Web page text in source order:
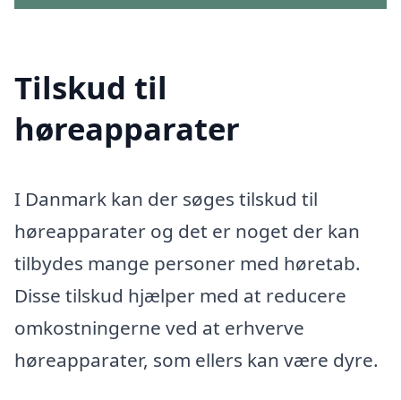
Tilskud til
høreapparater
I Danmark kan der søges tilskud til
høreapparater og det er noget der kan
tilbydes mange personer med høretab.
Disse tilskud hjælper med at reducere
omkostningerne ved at erhverve
høreapparater, som ellers kan være dyre.